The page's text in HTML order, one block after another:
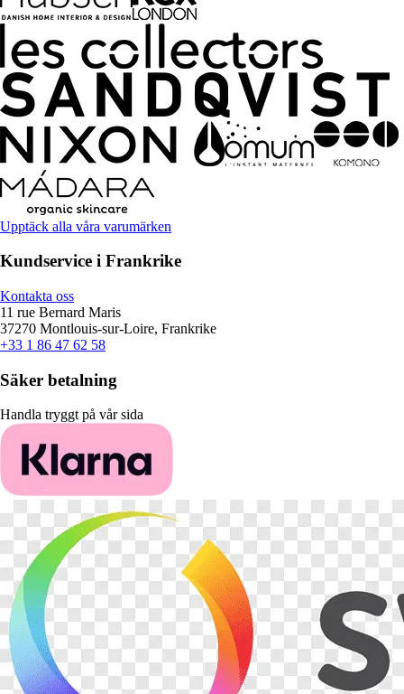
Upptäck alla våra varumärken
Kundservice i Frankrike
Kontakta oss
11 rue Bernard Maris
37270 Montlouis-sur-Loire, Frankrike
+33 1 86 47 62 58
Säker betalning
Handla tryggt på vår sida